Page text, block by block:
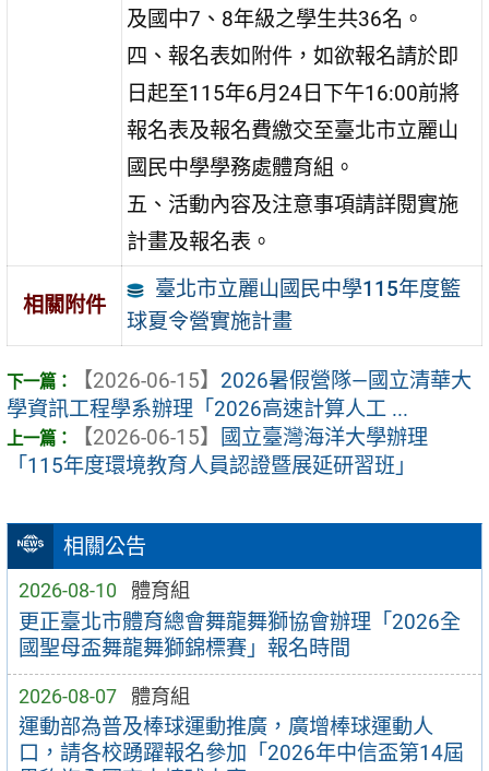
相關公告
2026-08-10 體育組
更正臺北市體育總會舞龍舞獅協會辦理「2026全
國聖母盃舞龍舞獅錦標賽」報名時間
2026-08-07 體育組
運動部為普及棒球運動推廣，廣增棒球運動人
口，請各校踴躍報名參加「2026年中信盃第14屆
及國中7、8年級之學生共36名。
四、報名表如附件，如欲報名請於即
日起至115年6月24日下午16:00前將
報名表及報名費繳交至臺北市立麗山
國民中學學務處體育組。
五、活動內容及注意事項請詳閱實施
計畫及報名表。
相關附件
臺北市立麗山國民中學115年度籃
球夏令營實施計畫
【2026-06-15】 2026暑假營隊—國立清華大
學資訊工程學系辦理「2026高速計算人工 ...
【2026-06-15】
國立臺灣海洋大學辦理
「115年度環境教育人員認證暨展延研習班」